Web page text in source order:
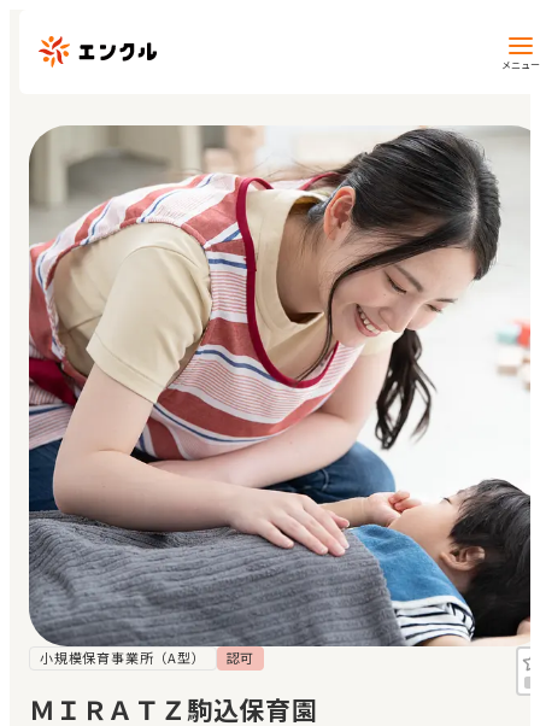
メニュー
保育園・幼稚園を探す
地図から探す
地域から探す
マイページ
閲覧履歴
お気に入り
見学日記
メッセージ
おすすめの園
小規模保育事業所（A型） 認可
ＭＩＲＡＴＺ駒込保育園